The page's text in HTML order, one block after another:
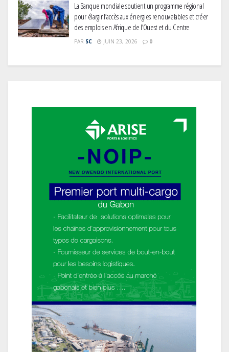
La Banque mondiale soutient un programme régional
pour élargir l’accès aux énergies renouvelables et créer
des emplois en Afrique de l’Ouest et du Centre
PAR SC JUIN 23, 2026 0